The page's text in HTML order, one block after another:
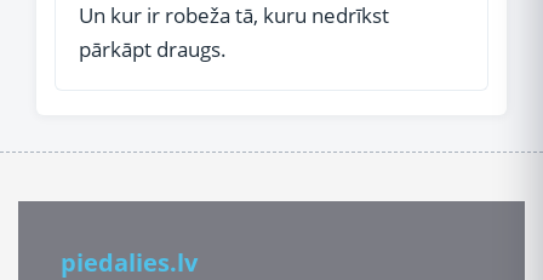
Un kur ir robeža tā, kuru nedrīkst
pārkāpt draugs.
piedalies.lv